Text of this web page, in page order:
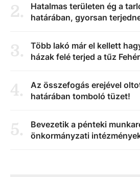
2.
Hatalmas területen ég a
határában, gyorsan
3.
Több lakó már el kellett
házak felé terjed a tűz
4.
Az összefogás erejével
határában tomboló tüzet!
5.
Bevezetik a pénteki
önkormányzati